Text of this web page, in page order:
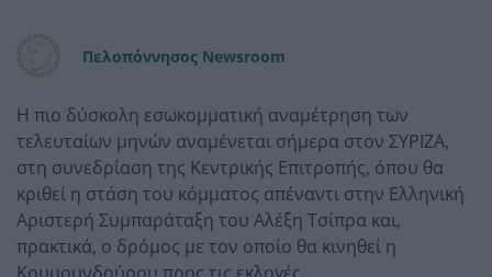
Πελοπόννησος Newsroom
Η πιο δύσκολη εσωκομματική αναμέτρηση των
τελευταίων μηνών αναμένεται σήμερα στον ΣΥΡΙΖΑ,
στη συνεδρίαση της Κεντρικής Επιτροπής, όπου θα
κριθεί η στάση του κόμματος απέναντι στην Ελληνική
Αριστερή Συμπαράταξη του Αλέξη Τσίπρα και,
πρακτικά, ο δρόμος με τον οποίο θα κινηθεί η